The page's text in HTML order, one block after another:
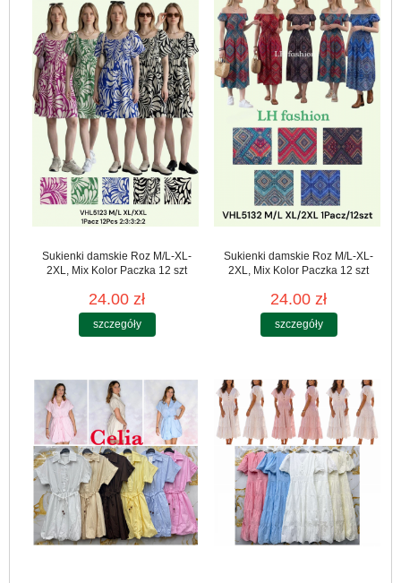
Sukienki damskie Roz M/L-XL-
2XL, Mix Kolor Paczka 12 szt
24.00 zł
szczegóły
Sukienki damskie Roz M/L-XL-
2XL, Mix Kolor Paczka 12 szt
24.00 zł
szczegóły